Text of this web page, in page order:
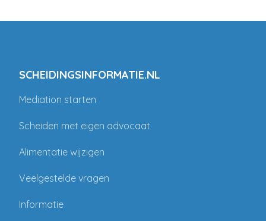
SCHEIDINGSINFORMATIE.NL
Mediation starten
Scheiden met eigen advocaat
Alimentatie wijzigen
Veelgestelde vragen
Informatie